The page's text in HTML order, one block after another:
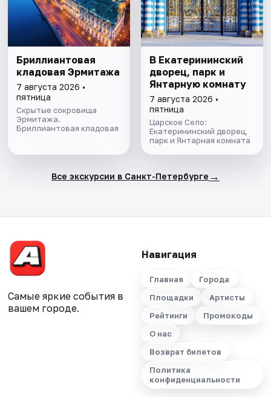
Бриллиантовая
кладовая Эрмитажа
7 августа 2026 •
пятница
Скрытые сокровища
Эрмитажа.
Бриллиантовая кладовая
В Екатерининский
дворец, парк и
Янтарную комнату
7 августа 2026 •
пятница
Царское Село:
Екатерининский дворец,
парк и Янтарная комната
Все экскурсии в Санкт-Петербурге →
Самые яркие события в
вашем городе.
Навигация
Главная
Города
Площадки
Артисты
Рейтинги
Промокоды
О нас
Возврат билетов
Политика
конфиденциальности